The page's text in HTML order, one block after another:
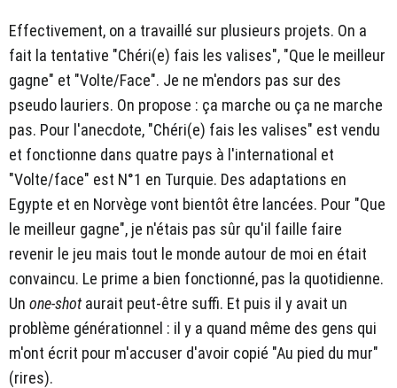
Effectivement, on a travaillé sur plusieurs projets. On a
fait la tentative "Chéri(e) fais les valises", "Que le meilleur
gagne" et "Volte/Face". Je ne m'endors pas sur des
pseudo lauriers. On propose : ça marche ou ça ne marche
pas. Pour l'anecdote, "Chéri(e) fais les valises" est vendu
et fonctionne dans quatre pays à l'international et
"Volte/face" est N°1 en Turquie. Des adaptations en
Egypte et en Norvège vont bientôt être lancées. Pour "Que
le meilleur gagne", je n'étais pas sûr qu'il faille faire
revenir le jeu mais tout le monde autour de moi en était
convaincu. Le prime a bien fonctionné, pas la quotidienne.
Un one-shotaurait peut-être suffi. Et puis il y avait un
problème générationnel : il y a quand même des gens qui
m'ont écrit pour m'accuser d'avoir copié "Au pied du mur"
(rires).